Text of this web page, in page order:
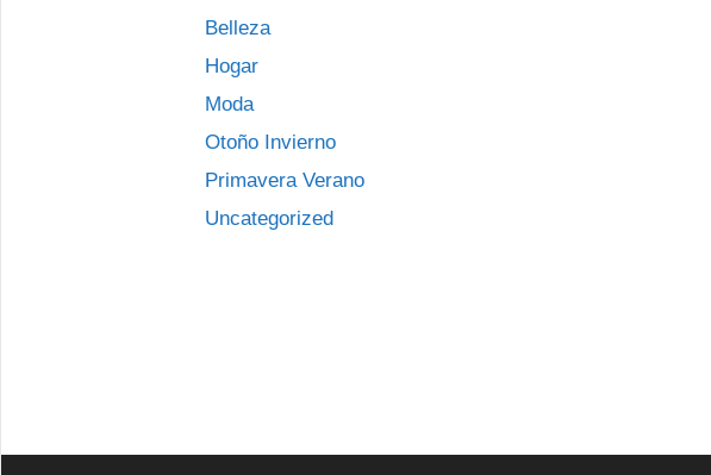
Belleza
Hogar
Moda
Otoño Invierno
Primavera Verano
Uncategorized